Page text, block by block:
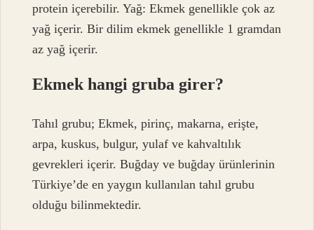
protein içerebilir. Yağ: Ekmek genellikle çok az
yağ içerir. Bir dilim ekmek genellikle 1 gramdan
az yağ içerir.
Ekmek hangi gruba girer?
Tahıl grubu; Ekmek, pirinç, makarna, erişte,
arpa, kuskus, bulgur, yulaf ve kahvaltılık
gevrekleri içerir. Buğday ve buğday ürünlerinin
Türkiye’de en yaygın kullanılan tahıl grubu
olduğu bilinmektedir.